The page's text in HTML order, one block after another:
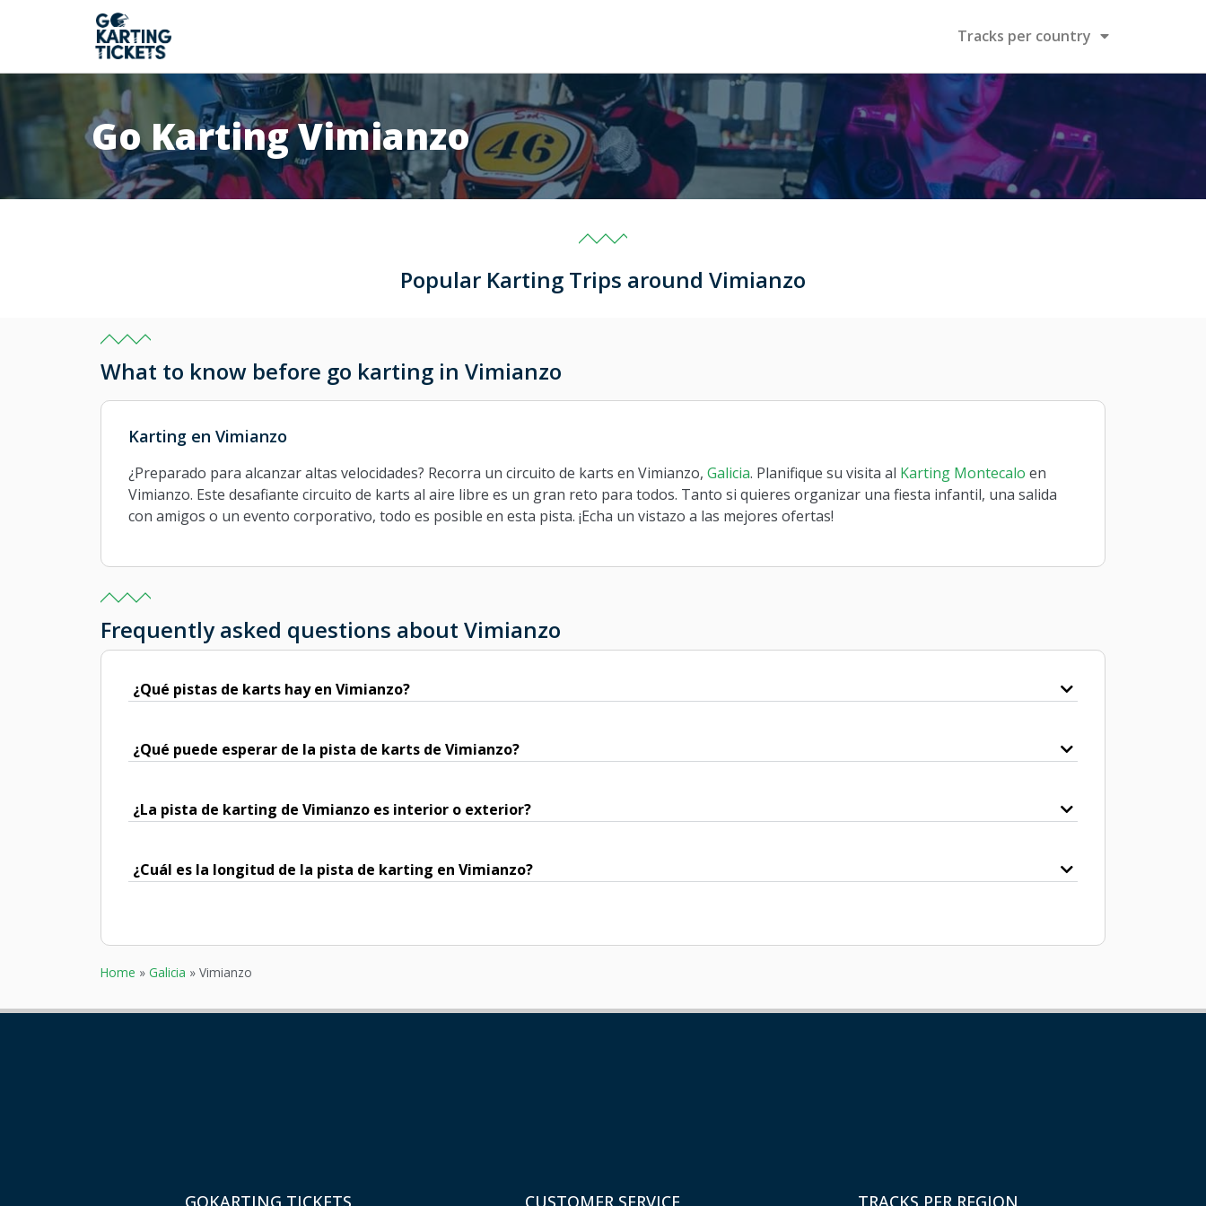
Tracks per country
Go Karting Vimianzo
Popular Karting Trips around Vimianzo
What to know before go karting in Vimianzo
Karting en Vimianzo
¿Preparado para alcanzar altas velocidades? Recorra un circuito de karts en Vimianzo, Galicia. Planifique su visita al Karting Montecalo en
Vimianzo. Este desafiante circuito de karts al aire libre es un gran reto para todos. Tanto si quieres organizar una fiesta infantil, una salida
con amigos o un evento corporativo, todo es posible en esta pista. ¡Echa un vistazo a las mejores ofertas!
Frequently asked questions about Vimianzo
¿Qué pistas de karts hay en Vimianzo?
¿Qué puede esperar de la pista de karts de Vimianzo?
¿La pista de karting de Vimianzo es interior o exterior?
¿Cuál es la longitud de la pista de karting en Vimianzo?
Home » Galicia » Vimianzo
GOKARTING TICKETS CUSTOMER SERVICE TRACKS PER REGION